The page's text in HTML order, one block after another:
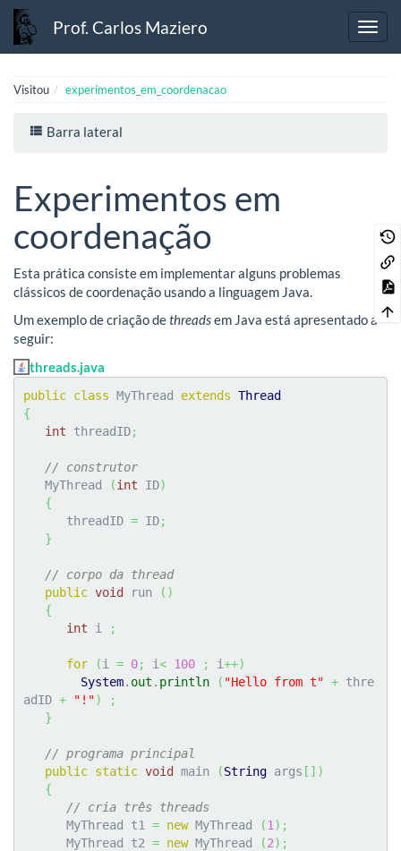
Prof. Carlos Maziero
Visitou experimentos_em_coordenacao
Barra lateral
Experimentos em
coordenação
Esta prática consiste em implementar alguns problemas
clássicos de coordenação usando a linguagem Java.
Um exemplo de criação dethreadsem Java está apresentado a
seguir:
threads.java
public class MyThread extends Thread
{
int threadID;
// construtor
   MyThread
(int ID)
{
      threadID
= ID;
}
// corpo da thread
public void run ( )
{
int i ;
for (i = 0; i< 100 ; i++)
System. out . println ( "Hello from t" + thre
adID + "!")
;
}
// programa principal
public static void main (String args [ ] )
{
// cria três threads
      MyThread t1
= new MyThread (1 ) ;
      MyThread t2
= new MyThread (2) ;